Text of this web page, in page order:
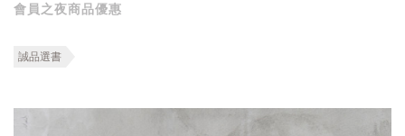
會員之夜商品優惠
誠品選書